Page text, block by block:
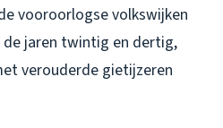
vooroorlogse volkswijken
jaren twintig en dertig,
verouderde gietijzeren